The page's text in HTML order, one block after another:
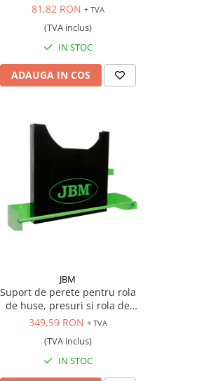
81,82 RON + TVA
(TVA inclus)
IN STOC
ADAUGA IN COS
JBM
Suport de perete pentru rola
de huse, presuri si rola de
folie elastica
349,59 RON + TVA
(TVA inclus)
IN STOC